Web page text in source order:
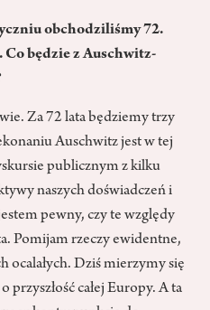
obchodziliśmy 72.
będzie z Auschwitz-
Za 72 lata będziemy trzy
Auschwitz jest w tej
publicznym z kilku
naszych doświadczeń i
pewny, czy te względy
Pomijam rzeczy ewidentne,
ocalałych. Dziś mierzymy się
przyszłość całej Europy. A ta